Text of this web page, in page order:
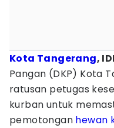
Kota Tangerang,
Pangan (DKP) Kota
ratusan petugas
kurban untuk
pemotongan hewan